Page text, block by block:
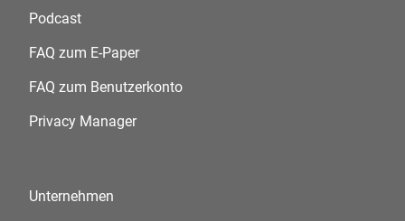
Podcast
FAQ zum E-Paper
FAQ zum Benutzerkonto
Privacy Manager
Unternehmen